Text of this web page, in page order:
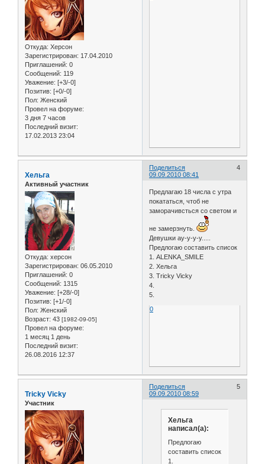
Откуда: Херсон
Зарегистрирован: 17.04.2010
Приглашений: 0
Сообщений: 119
Уважение: [+3/-0]
Позитив: [+0/-0]
Пол: Женский
Провел на форуме:
3 дня 7 часов
Последний визит:
17.02.2013 23:04
Поделиться
4
09.09.2010 08:41
Хельга
Активный участник
Откуда: херсон
Зарегистрирован: 06.05.2010
Приглашений: 0
Сообщений: 1315
Уважение: [+28/-0]
Позитив: [+1/-0]
Пол: Женский
Возраст: 43 [1982-09-05]
Провел на форуме:
1 месяц 1 день
Последний визит:
26.08.2016 12:37
Предлагаю 18 числа с утра
покататься, чтоб не
заморачивсться со светом и
не замерзнуть.
Девушки ау-у-у-у.....
Предлогаю составить список
1. ALENKA_SMILE
2. Хельга
3. Tricky Vicky
4.
5.
0
Поделиться
5
09.09.2010 08:59
Tricky Vicky
Участник
Хельга
написал(а):
Предлогаю
составить список
1.